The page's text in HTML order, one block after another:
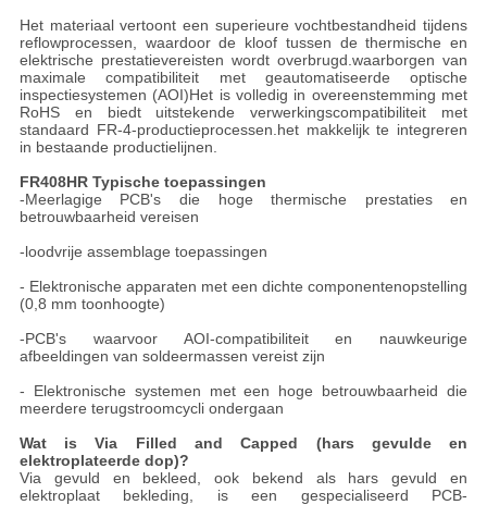
Het materiaal vertoont een superieure vochtbestandheid tijdens
reflowprocessen, waardoor de kloof tussen de thermische en
elektrische prestatievereisten wordt overbrugd.waarborgen van
maximale compatibiliteit met geautomatiseerde optische
inspectiesystemen (AOI)Het is volledig in overeenstemming met
RoHS en biedt uitstekende verwerkingscompatibiliteit met
standaard FR-4-productieprocessen.het makkelijk te integreren
in bestaande productielijnen.
FR408HR Typische toepassingen
-Meerlagige PCB's die hoge thermische prestaties en
betrouwbaarheid vereisen
-loodvrije assemblage toepassingen
- Elektronische apparaten met een dichte componentenopstelling
(0,8 mm toonhoogte)
-PCB's waarvoor AOI-compatibiliteit en nauwkeurige
afbeeldingen van soldeermassen vereist zijn
- Elektronische systemen met een hoge betrouwbaarheid die
meerdere terugstroomcycli ondergaan
Wat is Via Filled and Capped (hars gevulde en
elektroplateerde dop)?
Via gevuld en bekleed, ook bekend als hars gevuld en
elektroplaat bekleding, is een gespecialiseerd PCB-